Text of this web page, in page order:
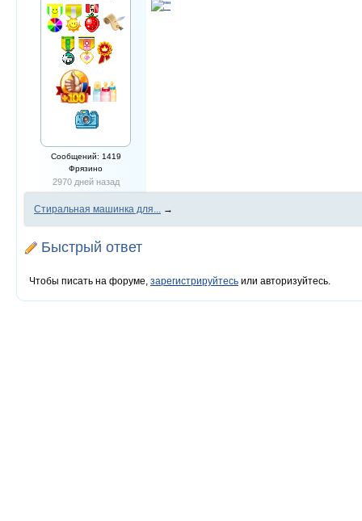
Сообщений: 1419
Фрязино
2970 дней назад
Стиральная машинка для... →
Быстрый ответ
Чтобы писать на форуме, зарегистрируйтесь или авторизуйтесь.